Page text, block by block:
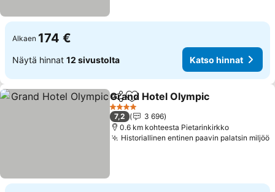
Alkaen 174 €
Näytä hinnat 12 sivustolta Katso hinnat
Jaa Lisää suosikkeihin
Grand Hotel Olympic
4 Tähtiluokitus
7,2
3 696
0.6 km kohteesta Pietarinkirkko
Historiallinen entinen paavin palatsin miljöö